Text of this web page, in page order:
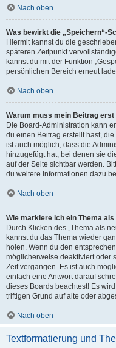
Nach oben
Was bewirkt die „Speichern“-
Hiermit kannst du die
späteren Zeitpunkt
kannst du mit der Funktion
persönlichen Bereich erneut
Nach oben
Warum muss mein Beitrag
Die Board-Administration kann
du einen Beitrag erstellt hast,
ist auch möglich, dass die
hinzugefügt hat, bei denen sie
auf der Seite sichtbar werden.
du weitere Informationen dazu
Nach oben
Wie markiere ich ein Thema als
Durch Klicken des „Thema als
kannst du das Thema wieder
holen. Wenn du den
möglicherweise deaktiviert oder
Zeit vergangen. Es ist auch
einfach eine Antwort darauf
dieses Boards beachtest! Es
triftigen Grund auf alte oder
Nach oben
Textformatierung und